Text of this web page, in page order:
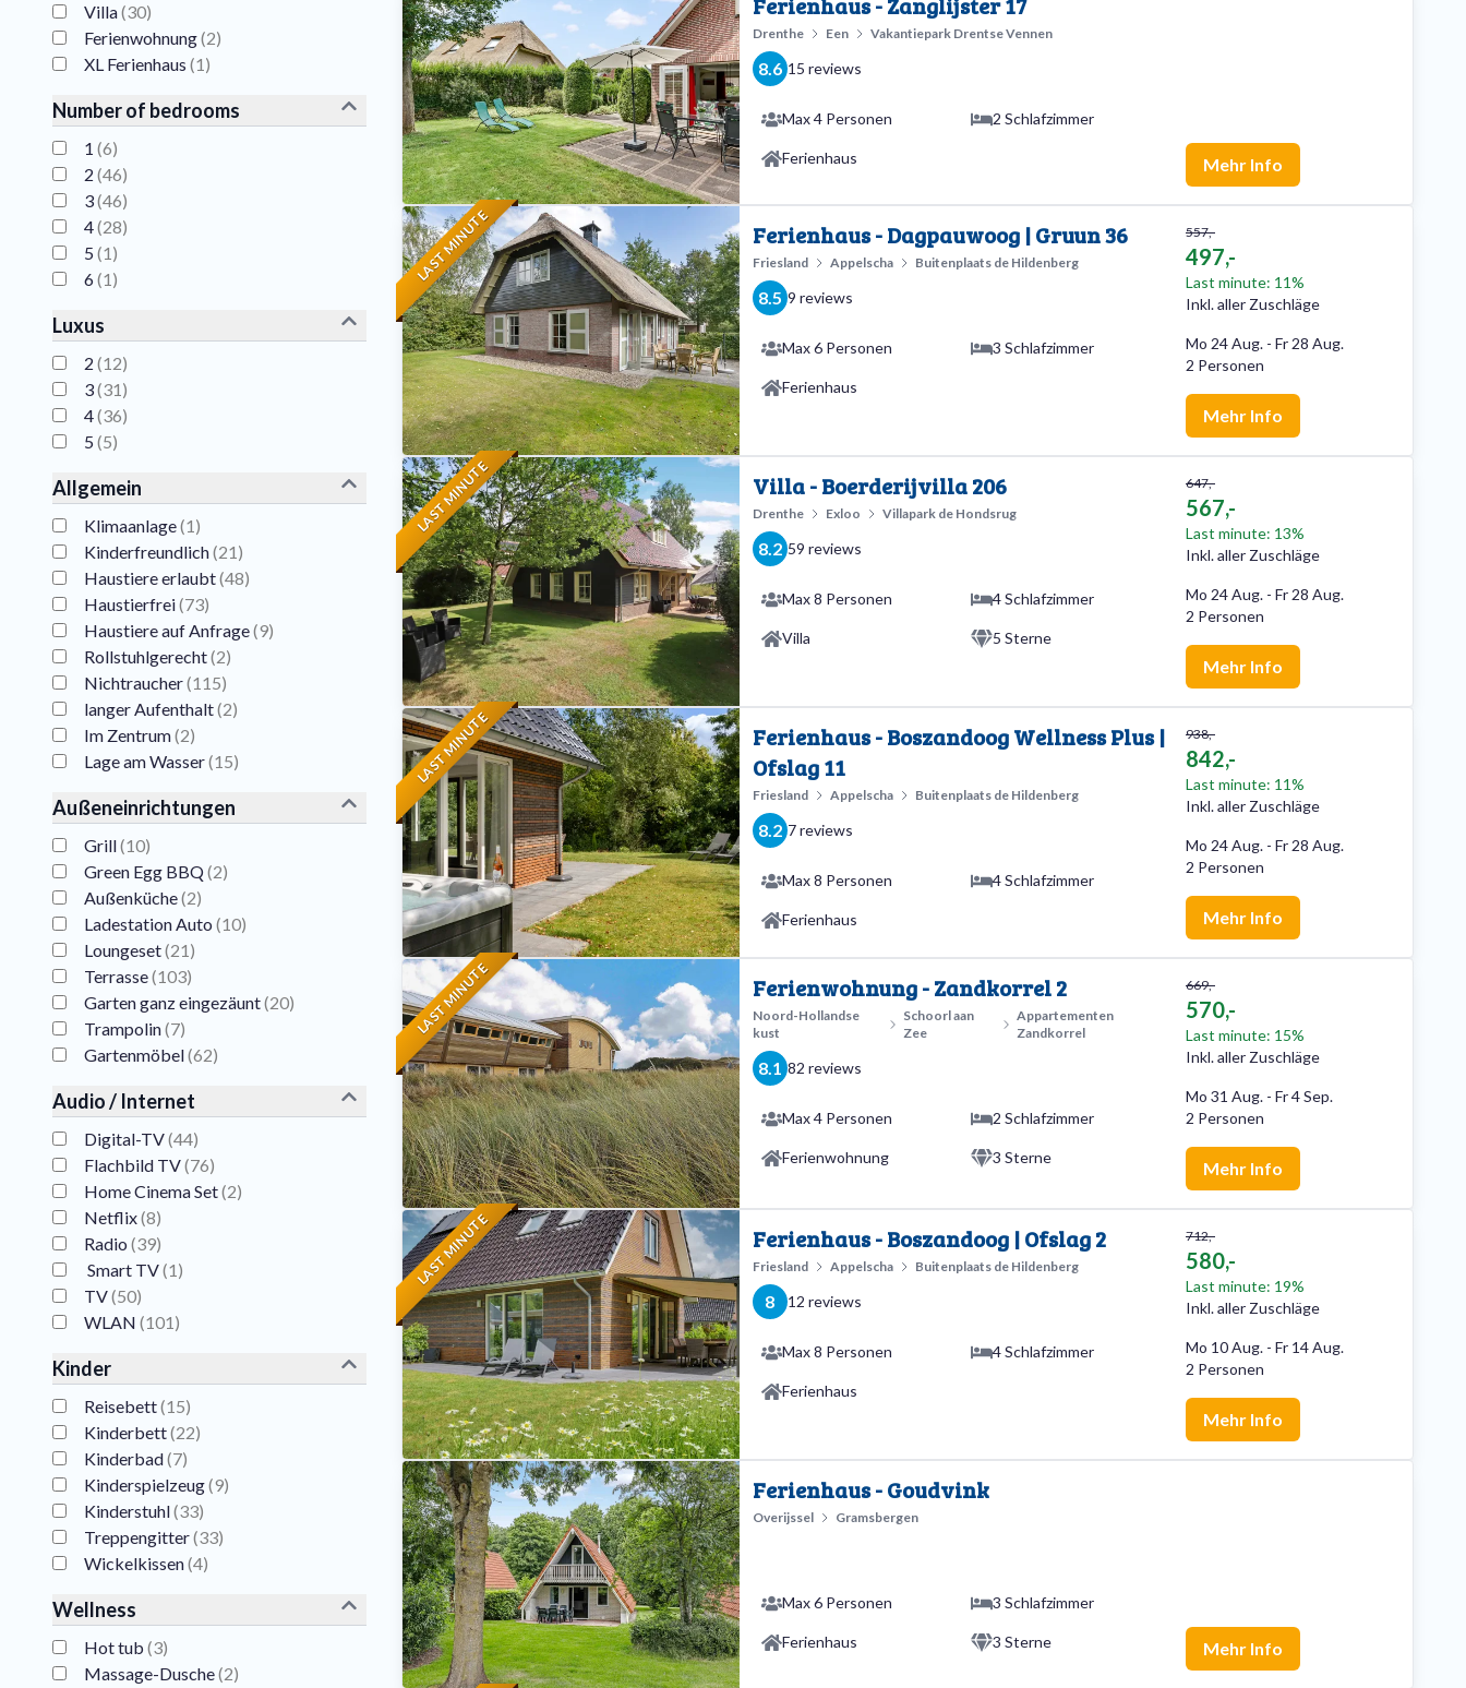
Villa(30)
Ferienwohnung(2)
XL Ferienhaus (1)
Number of bedrooms
1 (6)
2 (46)
3(46)
4(28)
5(1)
6(1)
Luxus
2 (12)
3(31)
4(36)
5(5)
Allgemein
Klimaanlage(1)
Kinderfreundlich(21)
Haustiere erlaubt(48)
Haustierfrei(73)
Haustiere auf Anfrage(9)
Rollstuhlgerecht(2)
Nichtraucher(115)
langer Aufenthalt(2)
Im Zentrum(2)
Lage am Wasser(15)
Außeneinrichtungen
Grill(10)
Green Egg BBQ(2)
Außenküche(2)
Ladestation Auto (10)
Loungeset(21)
Terrasse(103)
Garten ganz eingezäunt(20)
Trampolin(7)
Gartenmöbel(62)
Audio / Internet
Digital-TV(44)
Flachbild TV(76)
Home Cinema Set(2)
Netflix(8)
Radio (39)
Smart TV(1)
TV(50)
WLAN (101)
Kinder
Reisebett(15)
Kinderbett(22)
Kinderbad(7)
Kinderspielzeug(9)
Kinderstuhl(33)
Treppengitter(33)
Wickelkissen(4)
Wellness
Hot tub (3)
Massage-Dusche(2)
Drenthe Een Vakantiepark Drentse Vennen
8.6 15 reviews
Max 4 Personen 2 Schlafzimmer
Ferienhaus Mehr Info
LAST MINUTE Ferienhaus - Dagpauwoog | Gruun 36
Friesland Appelscha Buitenplaats de Hildenberg
8.5 9 reviews
Max 6 Personen 3 Schlafzimmer
Ferienhaus
557,-
497,-
Last minute: 11%
Inkl. aller Zuschläge
Mo 24 Aug. - Fr 28 Aug.
2 Personen
Mehr Info
LAST MINUTE Villa - Boerderijvilla 206
Drenthe Exloo Villapark de Hondsrug
8.2 59 reviews
Max 8 Personen 4 Schlafzimmer
Villa 5 Sterne
647,-
567,-
Last minute: 13%
Inkl. aller Zuschläge
Mo 24 Aug. - Fr 28 Aug.
2 Personen
Mehr Info
LAST MINUTE
Ferienhaus - Boszandoog Wellness Plus |
Ofslag 11
Friesland Appelscha Buitenplaats de Hildenberg
8.2 7 reviews
Max 8 Personen 4 Schlafzimmer
Ferienhaus
938,-
842,-
Last minute: 11%
Inkl. aller Zuschläge
Mo 24 Aug. - Fr 28 Aug.
2 Personen
Mehr Info
LAST MINUTE Ferienwohnung - Zandkorrel 2
Noord-Hollandse
kust
Schoorl aan
Zee
Appartementen
Zandkorrel
8.1 82 reviews
Max 4 Personen 2 Schlafzimmer
Ferienwohnung 3 Sterne
669,-
570,-
Last minute: 15%
Inkl. aller Zuschläge
Mo 31 Aug. - Fr 4 Sep.
2 Personen
Mehr Info
LAST MINUTE Ferienhaus - Boszandoog | Ofslag 2
Friesland Appelscha Buitenplaats de Hildenberg
8 12 reviews
Max 8 Personen 4 Schlafzimmer
Ferienhaus
712,-
580,-
Last minute: 19%
Inkl. aller Zuschläge
Mo 10 Aug. - Fr 14 Aug.
2 Personen
Mehr Info
Ferienhaus - Goudvink
Overijssel Gramsbergen
Max 6 Personen 3 Schlafzimmer
Ferienhaus 3 Sterne Mehr Info